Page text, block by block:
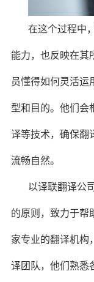
在这个过程中
能力，也反映在其
员懂得如何灵活运
型和目的。他们会
译等技术，确保翻
流畅自然。
以译联翻译公
的原则，致力于帮
家专业的翻译机构
译团队，他们熟悉